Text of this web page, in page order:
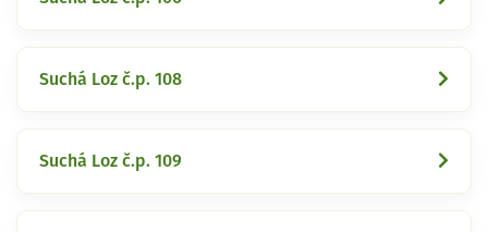
Suchá Loz č.p. 108
Suchá Loz č.p. 109